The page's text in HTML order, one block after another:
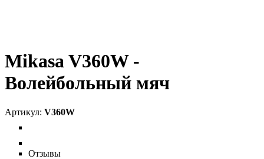
Mikasa V360W -
Волейбольный мяч
V360W
Отзывы